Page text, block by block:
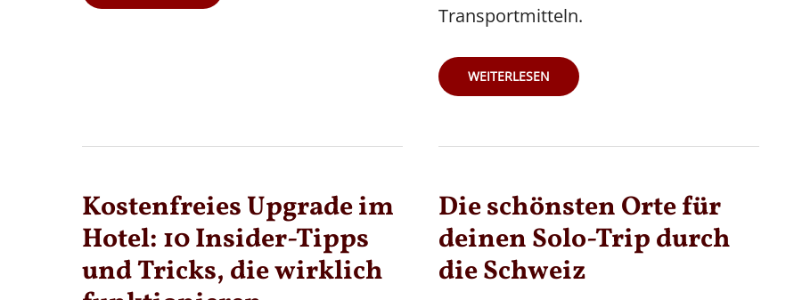
STRESSFREI
Transportmitteln.
SOLO-
MIT
PLANST
MINUTE-
TRIP
WEITERLESEN
Kostenfreies Upgrade im
Hotel: 10 Insider-Tipps
und Tricks, die wirklich
Die schönsten Orte für
deinen Solo-Trip durch
die Schweiz